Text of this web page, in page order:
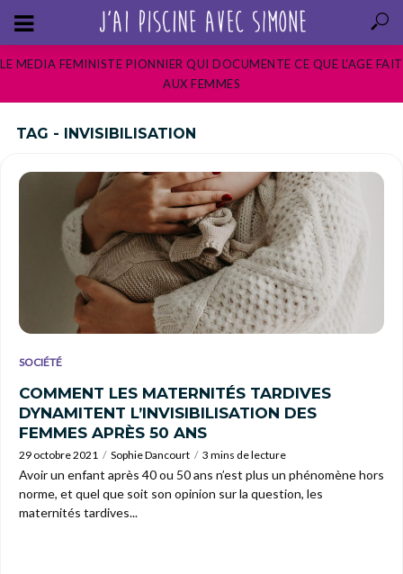
LE MEDIA FEMINISTE PIONNIER QUI DOCUMENTE CE QUE L’AGE FAIT
AUX FEMMES
TAG - INVISIBILISATION
SOCIÉTÉ
COMMENT LES MATERNITÉS TARDIVES
DYNAMITENT L’INVISIBILISATION DES
FEMMES APRÈS 50 ANS
29 octobre 2021 Sophie Dancourt 3 mins de lecture
Avoir un enfant après 40 ou 50 ans n’est plus un phénomène hors
norme, et quel que soit son opinion sur la question, les
maternités tardives...